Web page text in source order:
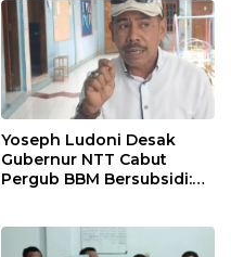
Yoseph Ludoni Desak
Gubernur NTT Cabut
Pergub BBM Bersubsidi: